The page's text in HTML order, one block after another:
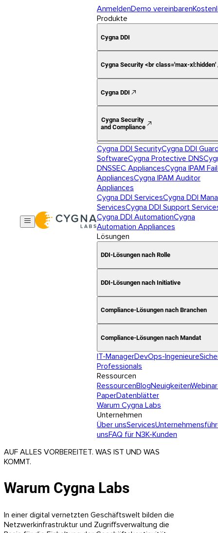
AnmeldenDemo vereinbaren
Produkte
Cygna DDI
Cygna Security <br class='max-xl:hidden'
Cygna DDI
Cygna Security
and Compliance
Cygna DDI SecurityCygna DDI
SoftwareCygna Protective DNS
DNSSEC AppliancesCygna IPAM
AppliancesCygna IPAM Auditor
Appliances
Cygna DDI ServicesCygna DDI
ServicesCygna DDI Support
Cygna DDI AutomationCygna
Automation Appliances
Lösungen
DDI-Lösungen nach Rolle
DDI-Lösungen nach Initiative
Compliance-Lösungen nach Branchen
Compliance-Lösungen nach Mandat
IT-ManagerDevOps-Ingenieure
Professionals
Ressourcen
RessourcenBlogNeuigkeiten
PaperDatenblätter
Warum Cygna Labs
Unternehmen
Über unsServices
unsFAQ für N3K-Kunden
AUF ALLES VORBEREITET. WAS IST UND WAS
KOMMT.
Warum Cygna Labs
In einer digital vernetzten Geschäftswelt bilden die
Netzwerkinfrastruktur und Zugriffsverwaltung die